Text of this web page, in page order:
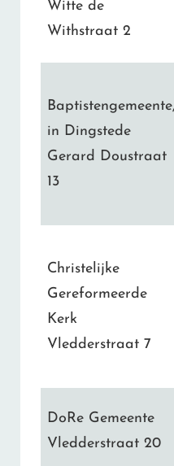
Witte de
Withstraat 2
Baptistengemeente,
in Dingstede
Gerard Doustraat
13
Christelijke
Gereformeerde
Kerk
Vledderstraat 7
DoRe Gemeente
Vledderstraat 20